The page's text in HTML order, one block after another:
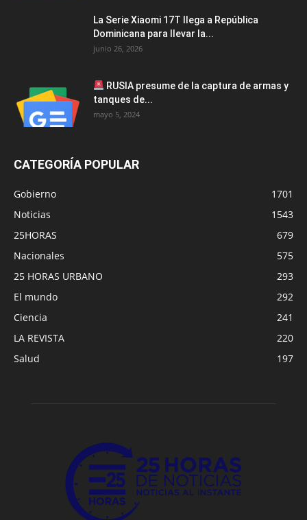
La Serie Xiaomi 17T llega a República
Dominicana para llevar la...
junio 26, 2026
RUSIA presume de la captura de armas y
tanques de...
mayo 5, 2024
CATEGORÍA POPULAR
Gobierno
1701
Noticias
1543
25HORAS
679
Nacionales
575
25 HORAS URBANO
293
El mundo
292
Ciencia
241
LA REVISTA
220
Salud
197